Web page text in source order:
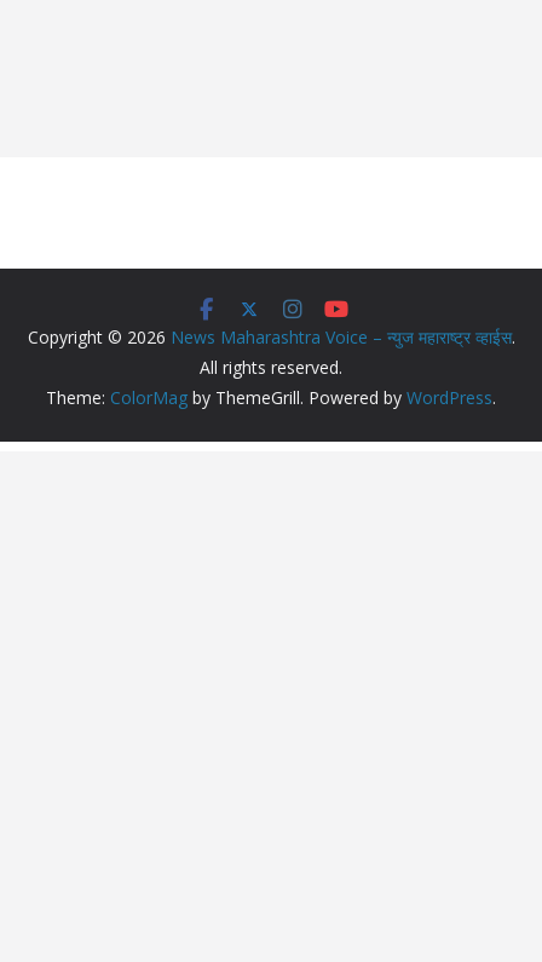
Copyright © 2026 News Maharashtra Voice – न्युज महाराष्ट्र व्हाईस.
All rights reserved.
Theme: ColorMag by ThemeGrill. Powered by WordPress.